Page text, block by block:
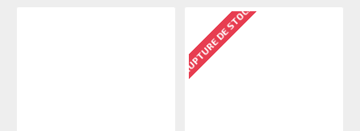
RUPTURE DE STOCK